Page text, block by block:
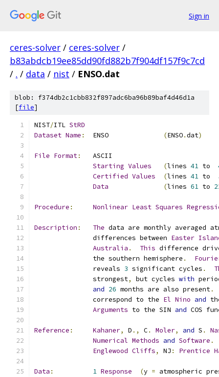
Sign in
ceres-solver / ceres-solver /
b83abdcb19ee85dd90fd882b7f904df157f9c7cd
/ . / data / nist / ENSO.dat
blob: f374db2c1cbb832f897adc6ba96b89baf4d46d1a
[file]
NIST/ITL StRD
Dataset Name :
  ENSO
(ENSO.dat)
File Format:
Starting Values (lines 41 to
Certified Values (lines 41 to
Data
(lines 61 to
Procedure : Nonlinear Least Squares
Description :
The
               differences between
Easter
Australia . This difference
               the southern hemisphere
.
               reveals
3 significant cycles .
               strongest
, but cycles with
and 26 months are also present.
               correspond to the
El Nino and
Arguments to the SIN and COS
Reference : Kahaner, D ., C. Moler, and S .
Numerical Methods and Software .
Englewood Cliffs, NJ : Prentice
Data : 1 Response (y = atmospheric